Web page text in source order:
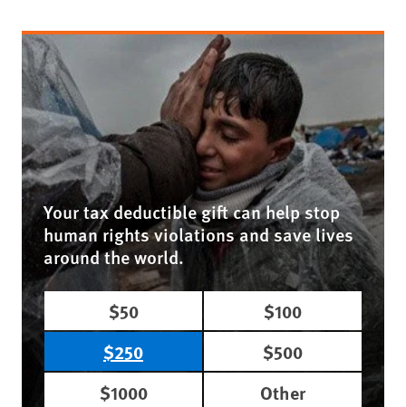
Your tax deductible gift can help stop
human rights violations and save lives
around the world.
$50
$100
$250
$500
$1000
Other